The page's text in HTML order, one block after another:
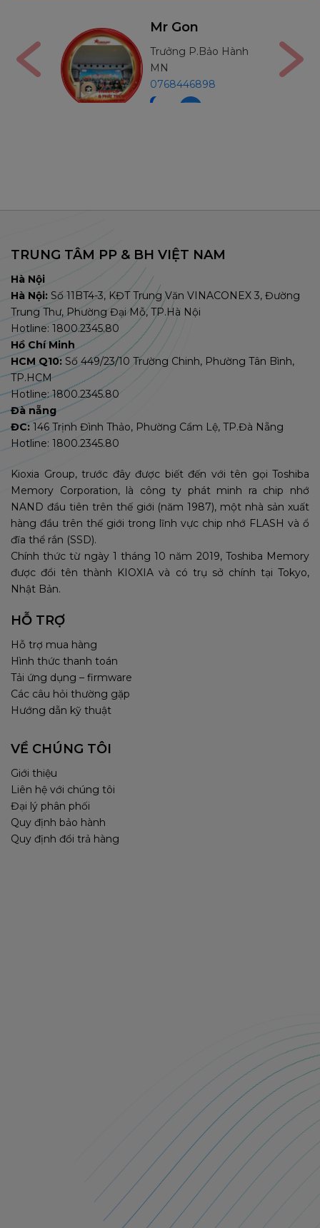
Mr Gon
Trưởng P.Bảo Hành
MN
0768446898
TRUNG TÂM PP & BH VIỆT NAM
Hà Nội
Hà Nội: Số 11BT4-3, KĐT Trung Văn VINACONEX 3, Đường
Trung Thư, Phường Đại Mỗ, TP.Hà Nội
Hotline: 1800.2345.80
Hồ Chí Minh
HCM Q10: Số 449/23/10 Trường Chinh, Phường Tân Bình,
TP.HCM
Hotline: 1800.2345.80
Đà nẵng
ĐC: 146 Trịnh Đình Thảo, Phường Cẩm Lệ, TP.Đà Nẵng
Hotline: 1800.2345.80
Kioxia Group, trước đây được biết đến với tên gọi Toshiba
Memory Corporation, là công ty phát minh ra chip nhớ
NAND đầu tiên trên thế giới (năm 1987), một nhà sản xuất
hàng đầu trên thế giới trong lĩnh vực chip nhớ FLASH và ổ
đĩa thể rắn (SSD).
Chính thức từ ngày 1 tháng 10 năm 2019, Toshiba Memory
được đổi tên thành KIOXIA và có trụ sở chính tại Tokyo,
Nhật Bản.
HỖ TRỢ
Hỗ trợ mua hàng
Hình thức thanh toán
Tải ứng dụng – firmware
Các câu hỏi thường gặp
Hướng dẫn kỹ thuật
VỀ CHÚNG TÔI
Giới thiệu
Liên hệ với chúng tôi
Đại lý phân phối
Quy định bảo hành
Quy định đổi trả hàng